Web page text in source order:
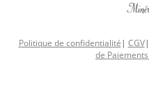
Politique de confidentialité | CGV|
de Paiements